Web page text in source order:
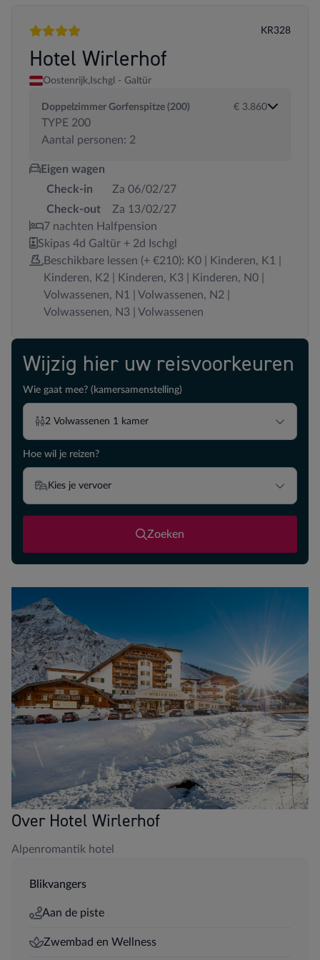
4 sterren
KR328
Hotel Wirlerhof
Oostenrijk, Ischgl - Galtür
Doppelzimmer Gorfenspitze (200)
TYPE 200
Aantal personen: 2
€ 3.860
Eigen wagen
Check-in
Za 06/02/27
Check-out
Za 13/02/27
7 nachten Halfpension
Skipas 4d Galtür + 2d Ischgl
Beschikbare lessen (+ €210): K0 | Kinderen, K1 |
Kinderen, K2 | Kinderen, K3 | Kinderen, N0 |
Volwassenen, N1 | Volwassenen, N2 |
Volwassenen, N3 | Volwassenen
Wijzig hier uw reisvoorkeuren
Wie gaat mee? (kamersamenstelling)
2 Volwassenen 1 kamer
Hoe wil je reizen?
Kies je vervoer
Zoeken
Over Hotel Wirlerhof
Alpenromantik hotel
Blikvangers
Aan de piste
Zwembad en Wellness